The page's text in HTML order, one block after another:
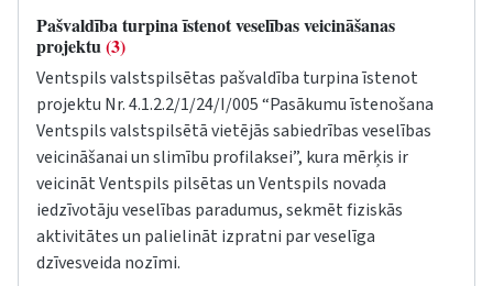
Pašvaldība turpina īstenot veselības veicināšanas
projektu(3)
Ventspils valstspilsētas pašvaldība turpina īstenot
projektu Nr. 4.1.2.2/1/24/I/005 “Pasākumu īstenošana
Ventspils valstspilsētā vietējās sabiedrības veselības
veicināšanai un slimību profilaksei”, kura mērķis ir
veicināt Ventspils pilsētas un Ventspils novada
iedzīvotāju veselības paradumus, sekmēt fiziskās
aktivitātes un palielināt izpratni par veselīga
dzīvesveida nozīmi.